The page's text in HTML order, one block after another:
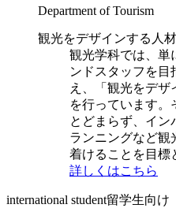
Department of Tourism
観光をデザインする人
観光学科では、単
ンドスタッフを目
え、「観光をデ
を行っています。
とどまらず、イン
ランニングなど観
着けることを目標
詳しくはこちら
international student留学生向け